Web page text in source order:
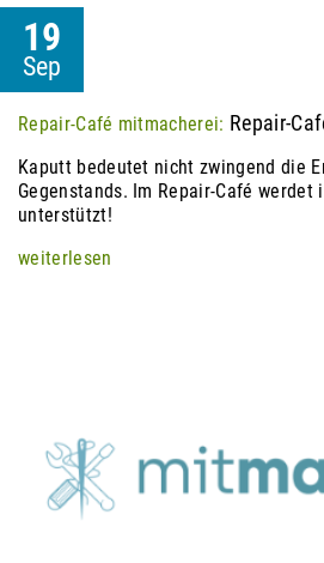
19
Sep
Repair-Café mitmacherei: Repair-
Kaputt bedeutet nicht zwingend die
Gegenstands. Im Repair-Café
unterstützt!
weiterlesen